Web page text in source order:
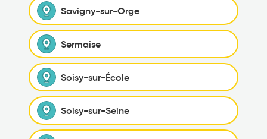
Savigny-sur-Orge
Sermaise
Soisy-sur-École
Soisy-sur-Seine